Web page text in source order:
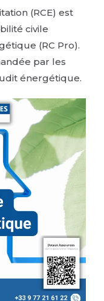
(RCE) est
civile
(RC Pro).
par les
énergétique.